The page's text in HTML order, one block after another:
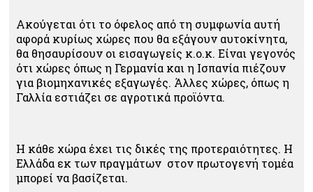
Ακούγεται ότι το όφελος από τη συμφωνία αυτή
αφορά κυρίως χώρες που θα εξάγουν αυτοκίνητα,
θα θησαυρίσουν οι εισαγωγείς κ.ο.κ. Είναι γεγονός
ότι χώρες όπως η Γερμανία και η Ισπανία πιέζουν
για βιομηχανικές εξαγωγές. Άλλες χώρες, όπως η
Γαλλία εστιάζει σε αγροτικά προϊόντα.
Η κάθε χώρα έχει τις δικές της προτεραιότητες. Η
Ελλάδα εκ των πραγμάτων στον πρωτογενή τομέα
μπορεί να βασίζεται.